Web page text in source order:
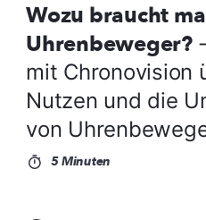
Wozu braucht
Uhrenbeweger?
mit Chronovision
Nutzen und die
von
5 Minuten